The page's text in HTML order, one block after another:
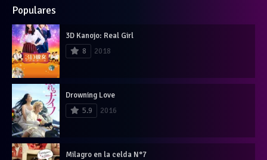
Populares
3D Kanojo: Real Girl
8
2018
Drowning Love
5.9
2016
Milagro en la celda N°7